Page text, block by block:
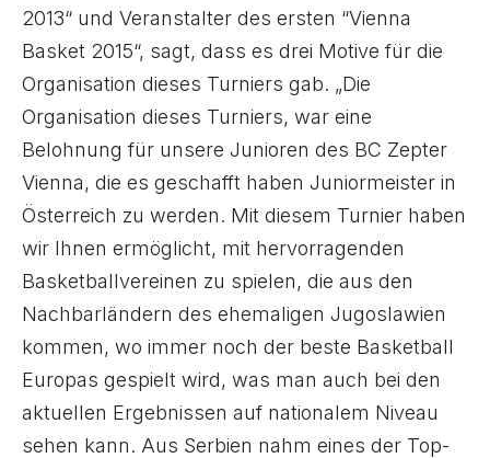
2013“ und Veranstalter des ersten “Vienna
Basket 2015“, sagt, dass es drei Motive für die
Organisation dieses Turniers gab. „Die
Organisation dieses Turniers, war eine
Belohnung für unsere Junioren des BC Zepter
Vienna, die es geschafft haben Juniormeister in
Österreich zu werden. Mit diesem Turnier haben
wir Ihnen ermöglicht, mit hervorragenden
Basketballvereinen zu spielen, die aus den
Nachbarländern des ehemaligen Jugoslawien
kommen, wo immer noch der beste Basketball
Europas gespielt wird, was man auch bei den
aktuellen Ergebnissen auf nationalem Niveau
sehen kann. Aus Serbien nahm eines der Top-